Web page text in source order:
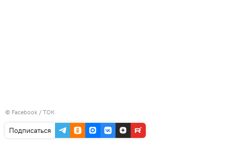
© Facebook / ТОК
Подписаться